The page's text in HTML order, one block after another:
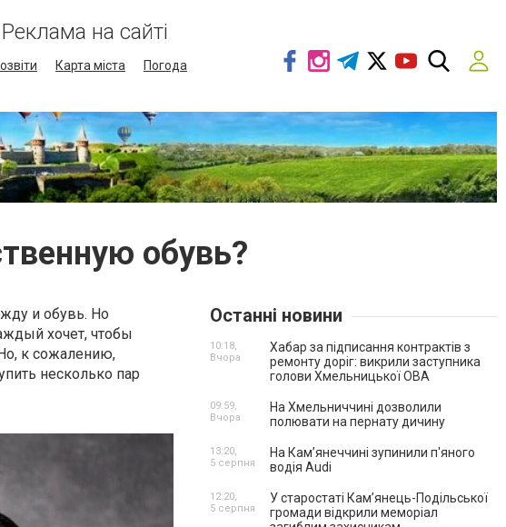
Реклама на сайті
Карта міста
Погода
обувь?
и обувь. Но
хочет, чтобы
к сожалению,
несколько пар
Останні новини
Хабар за підписання контрактів з
ремонту доріг: викрили заступника
голови Хмельницької ОВА
10:18,
Вчора
На Хмельниччині дозволили
полювати на пернату дичину
09:59,
Вчора
На Камʼянеччині зупинили п'яного
водія Audi
13:20,
5 серпня
У старостаті Кам’янець-Подільської
громади відкрили меморіал
12:20,
5 серпня